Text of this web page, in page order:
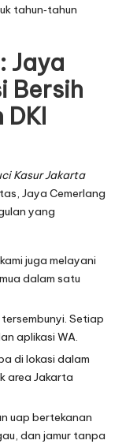
tahun‑tahun
Jaya
Bersih
Kasur Jakarta
Jaya Cemerlang
yang
juga melayani
dalam satu
Setiap
aplikasi WA.
di lokasi dalam
area Jakarta
uap bertekanan
dan jamur tanpa